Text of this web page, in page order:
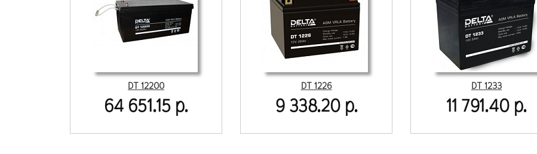
DT 12200
64 651.15 р.
DT 1226
9 338.20 р.
DT 1233
11 791.40 р.